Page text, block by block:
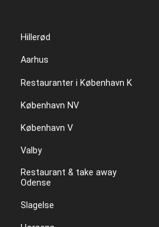
Hillerød
Aarhus
Restauranter i København K
København NV
København V
Valby
Restaurant & take away
Odense
Slagelse